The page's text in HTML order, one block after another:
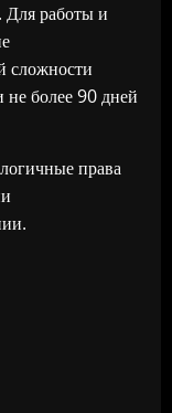
Для работы и
сложности
не более 90 дней
права